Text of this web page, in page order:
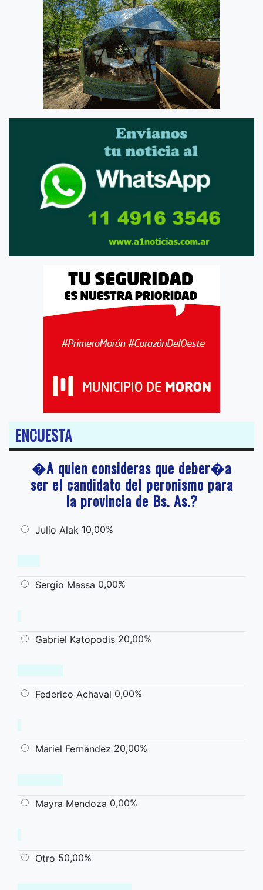
ENCUESTA
�A quien consideras que deber�a
ser el candidato del peronismo para
la provincia de Bs. As.?
Julio Alak 10,00%
Sergio Massa 0,00%
Gabriel Katopodis 20,00%
Federico Achaval 0,00%
Mariel Fernández 20,00%
Mayra Mendoza 0,00%
Otro 50,00%